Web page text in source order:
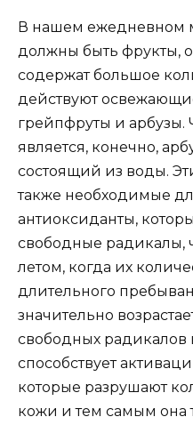
В нашем ежедневном
должны быть фрукты,
содержат большое
действуют
грейпфруты и
является, конечно,
состоящий из воды.
также необходимые
антиоксиданты,
свободные радикалы,
летом, когда их
длительного
значительно
свободных радикалов
способствует
которые разрушают
кожи и тем самым она